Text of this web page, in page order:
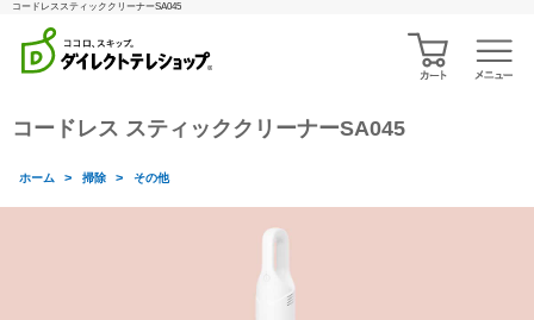
コードレススティッククリーナーSA045
コードレス スティッククリーナーSA045
ホーム > 掃除 > その他